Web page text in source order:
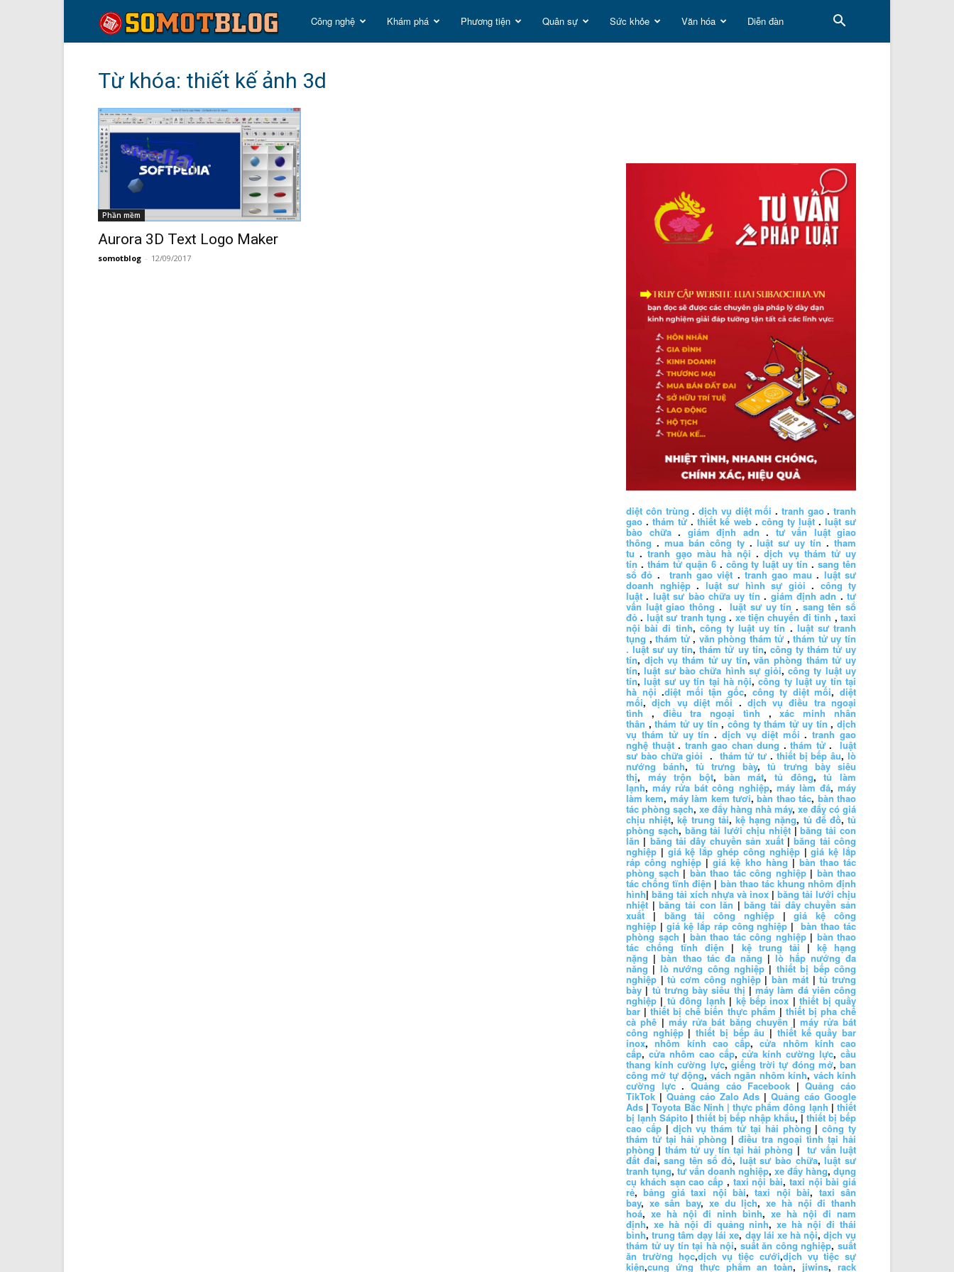
so
blog
Công nghệ Khám phá Phương tiện Quân sự Sức khỏe Văn hóa Diễn đàn
Từ khóa: thiết kế ảnh 3d
Phần mềm
Aurora 3D Text Logo Maker
somotblog - 12/09/2017
diệt côn trùng . dịch vụ diệt mối . tranh gao. tranh
gao .thám tử .thiết kế web. công ty luật.luật sư
bào chữa. giám định adn . tư vấn luật giao
thông . mua bán công ty.luật sư uy tín .tham
tu .tranh gạo màu hà nội .dịch vụ thám tử uy
tín . thám tử quận 6. công ty luật uy tín .sang tên
sổ đỏ . tranh gao việt .tranh gao mau . luật sư
doanh nghiệp. luật sư hình sự giỏi . công ty
luật . luật sư bào chữa uy tín . giám định adn .tư
vấn luật giao thông .luật sư uy tín . sang tên sổ
đỏ . luật sư tranh tụng . xe tiện chuyến đi tỉnh ,taxi
nội bài đi tỉnh, công ty luật uy tín . luật sư tranh
tụng ,thám tử, văn phòng thám tử ,thám tử uy tín
. luật sư uy tín,thám tử uy tín, công ty thám tử uy
tín, dịch vụ thám tử uy tín,văn phòng thám tử uy
tín,luật sư bào chữa hình sự giỏi, công ty luật uy
tín,luật sư uy tín tại hà nội,công ty luật uy tín tại
hà nội.diệt mối tận gốc, công ty diệt mối,diệt
mối,dịch vụ diệt mối . dịch vụ điều tra ngoại
tình , điều tra ngoại tình ,xác minh nhân
thân ,thám tử uy tín ,công ty thám tử uy tín ,dịch
vụ thám tử uy tín .dịch vụ diệt mối .tranh gao
nghệ thuật. tranh gao chan dung . thám tử. luật
sư bào chữa giỏi . thám tử tư . thiết bị bếp âu,lò
nướng bánh, tủ trưng bày,tủ trưng bày siêu
thị, máy trộn bột, bàn mát,tủ đông,tủ làm
lạnh,máy rửa bát công nghiệp, máy làm đá,máy
làm kem, máy làm kem tươi,bàn thao tác, bàn thao
tác phòng sạch, xe đẩy hàng nhà máy, xe đẩy có giá
chịu nhiệt,kệ trung tải, kệ hạng nặng, tủ để đồ,tủ
phòng sạch, băng tải lưới chịu nhiệt|băng tải con
lăn | băng tải dây chuyền sản xuất|băng tải công
nghiệp | giá kệ lắp ghép công nghiệp|giá kệ lắp
ráp công nghiệp |giá kệ kho hàng | bàn thao tác
phòng sạch | bàn thao tác công nghiệp| bàn thao
tác chống tĩnh điện | bàn thao tác khung nhôm định
hình| băng tải xích nhựa và inox | băng tải lưới chịu
nhiệt |băng tải con lăn |băng tải dây chuyền sản
xuất | băng tải công nghiệp|giá kệ công
nghiệp | giá kệ lắp ráp công nghiệp |bàn thao tác
phòng sạch | bàn thao tác công nghiệp| bàn thao
tác chống tĩnh điện | kệ trung tải | kệ hạng
nặng |bàn thao tác đa năng |lò hấp nướng đa
năng | lò nướng công nghiệp | thiết bị bếp công
nghiệp |tủ cơm công nghiệp|bàn mát|tủ trưng
bày | tủ trưng bày siêu thị | máy làm đá viên công
nghiệp | tủ đông lạnh | kệ bếp inox |thiết bị quầy
bar |thiết bị chế biến thực phẩm | thiết bị pha chế
cà phê |máy rửa bát băng chuyền |máy rửa bát
công nghiệp|thiết bị bếp âu | thiết kế quầy bar
inox,nhôm kính cao cấp,cửa nhôm kính cao
cấp, cửa nhôm cao cấp, cửa kính cường lực, cầu
thang kính cường lực, giếng trời tự đóng mở,ban
công mở tự động, vách ngăn nhôm kính, vách kính
cường lực. Quảng cáo Facebook |Quảng cáo
TikTok | Quảng cáo Zalo Ads |Quảng cáo Google
Ads |Toyota Bắc Ninh | thực phẩm đông lạnh |thiết
bị lạnh Sápito | thiết bị bếp nhập khẩu, | thiết bị bếp
cao cấp| dịch vụ thám tử tại hải phòng |công ty
thám tử tại hải phòng | điều tra ngoại tình tại hải
phòng | thám tử uy tín tại hải phòng |tư vấn luật
đất đai,sang tên sổ đỏ, luật sư bào chữa,luật sư
tranh tụng, tư vấn doanh nghiệp, xe đẩy hàng, dụng
cụ khách sạn cao cấp , taxi nội bài, taxi nội bài giá
rẻ,bảng giá taxi nội bài,taxi nội bài, taxi sân
bay, xe sân bay, xe du lịch,xe hà nội đi thanh
hoá, xe hà nội đi ninh bình, xe hà nội đi nam
định, xe hà nội đi quảng ninh,xe hà nội đi thái
bình,trung tâm dạy lái xe, dạy lái xe hà nội, dịch vụ
thám tử uy tín tại hà nội, suất ăn công nghiệp,suất
ăn trường học,dịch vụ tiệc cưới,dịch vụ tiệc sự
kiện,cung ứng thực phẩm an toàn, jiwins,rack